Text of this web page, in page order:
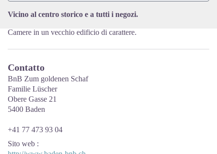
Vicino al centro storico e a tutti i negozi.
Camere in un vecchio edificio di carattere.
Contatto
BnB Zum goldenen Schaf
Familie Lüscher
Obere Gasse 21
5400 Baden
+41 77 473 93 04
Sito web :